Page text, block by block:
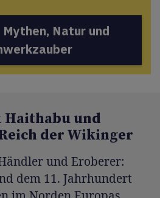
Natur und
und
der Wikinger
und Eroberer:
dem 11. Jahrhundert